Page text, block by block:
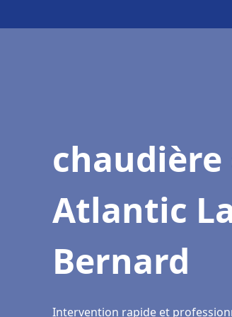
Atlantic
Bernard
Intervention rapide et